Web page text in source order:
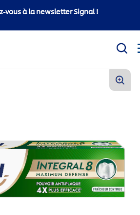
vous à la newsletter Signal !
bucco-dentaire